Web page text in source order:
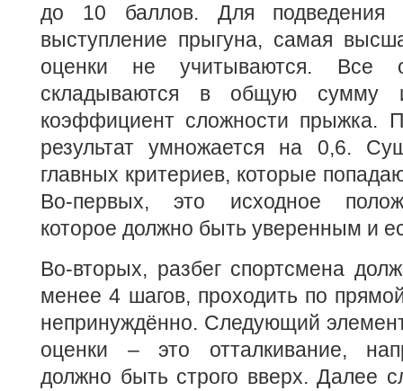
до 10 баллов. Для подведения
выступление прыгуна, самая
оценки не учитываются. Все
складываются в общую сумму
коэффициент сложности прыжка.
результат умножается на 0,6.
главных критериев, которые
Во-первых, это исходное
которое должно быть уверенным и
Во-вторых, разбег спортсмена
менее 4 шагов, проходить по
непринуждённо. Следующий
оценки – это отталкивание,
должно быть строго вверх. Далее